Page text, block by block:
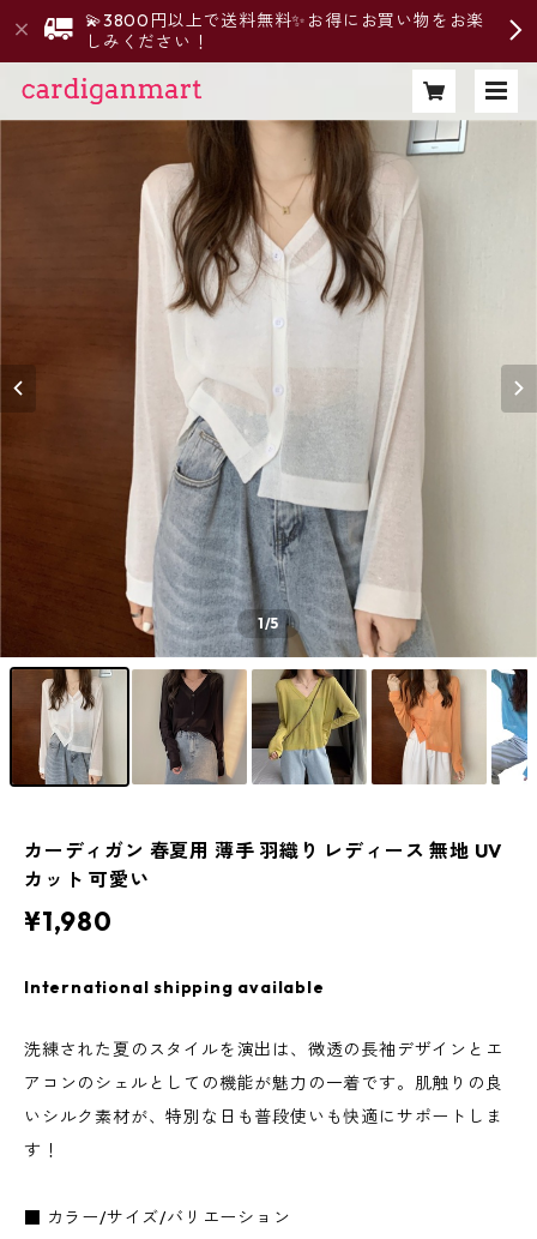
💫3800円以上で送料無料✨お得にお買い物をお楽
しみください！
1/5
カーディガン 春夏用 薄手 羽織り レディース 無地 UV
カット 可愛い
¥1,980
International shipping available
洗練された夏のスタイルを演出は、微透の長袖デザインとエ
アコンのシェルとしての機能が魅力の一着です。肌触りの良
いシルク素材が、特別な日も普段使いも快適にサポートしま
す！
■ カラー/サイズ/バリエーション